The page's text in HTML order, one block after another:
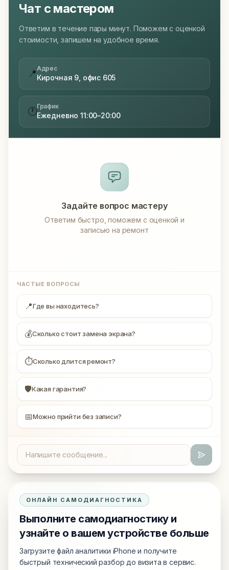
Чат с мастером
Ответим в течение пары минут. Поможем с оценкой
стоимости, запишем на удобное время.
📍Адрес
Кирочная 9, офис 605
🕐График
Ежедневно 11:00–20:00
Задайте вопрос мастеру
Ответим быстро, поможем с оценкой и
записью на ремонт
ЧАСТЫЕ ВОПРОСЫ
📍Где вы находитесь?
💰Сколько стоит замена экрана?
⏱Сколько длится ремонт?
🛡Какая гарантия?
📅Можно прийти без записи?
ОНЛАЙН САМОДИАГНОСТИКА
Выполните самодиагностику и
узнайте о вашем устройстве больше
Загрузите файл аналитики iPhone и получите
быстрый технический разбор до визита в сервис.